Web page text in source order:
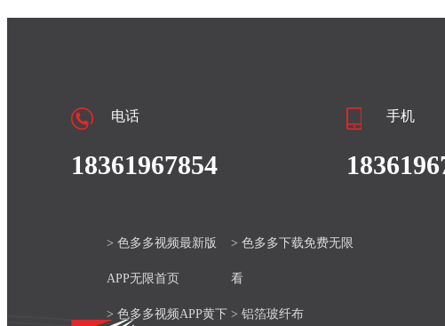
电话
18361967854
手机
> 色多多视频最新版
APP无限首页
> 色多多下载免费无限
看
> 色多多视频APP黄下 > 铝箔玻纤布